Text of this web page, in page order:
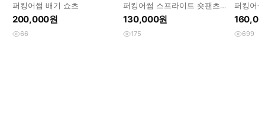
퍼킹어썸 배기 쇼츠
200,000원
66
퍼킹어썸 스프라이트 숏팬츠
32
130,000원
175
퍼킹어
699